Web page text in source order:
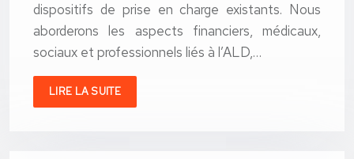
dispositifs de prise en charge existants. Nous
aborderons les aspects financiers, médicaux,
sociaux et professionnels liés à l’ALD,…
LIRE LA SUITE